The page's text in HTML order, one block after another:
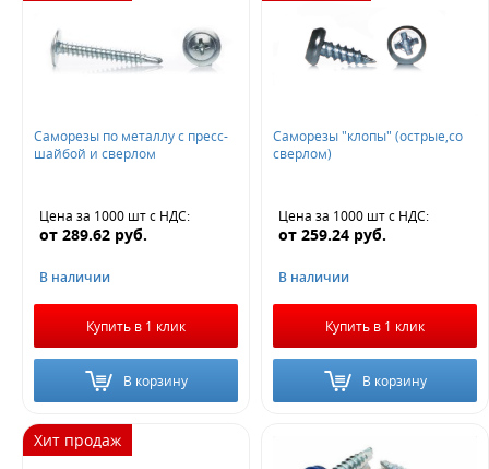
Саморезы по металлу с пресс-
шайбой и сверлом
Цена за 1000 штс НДС:
от 289.62 руб.
В наличии
Купить в 1 клик
В корзину
Саморезы "клопы" (острые,со
сверлом)
Цена за 1000 штс НДС:
от 259.24 руб.
В наличии
Купить в 1 клик
В корзину
Хит продаж